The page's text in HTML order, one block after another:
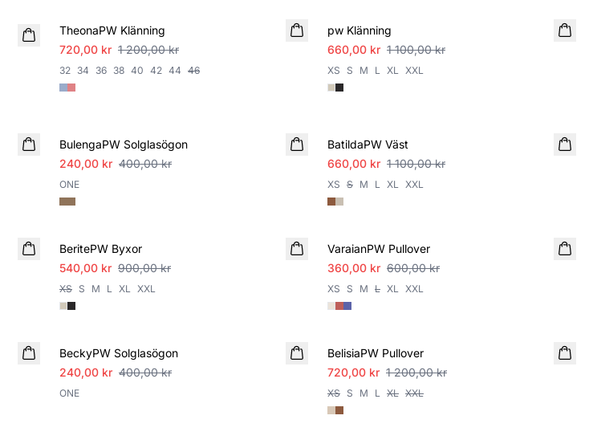
TheonaPW Klänning
720,00 kr 1 200,00 kr
32 34 36 38 40 42 44 46
pw Klänning
660,00 kr 1 100,00 kr
XS S M L XL XXL
BulengaPW Solglasögon
240,00 kr 400,00 kr
ONE
BatildaPW Väst
660,00 kr 1 100,00 kr
XS S M L XL XXL
BeritePW Byxor
540,00 kr 900,00 kr
XS S M L XL XXL
VaraianPW Pullover
360,00 kr 600,00 kr
XS S M L XL XXL
BeckyPW Solglasögon
240,00 kr 400,00 kr
ONE
BelisiaPW Pullover
720,00 kr 1 200,00 kr
XS S M L XL XXL